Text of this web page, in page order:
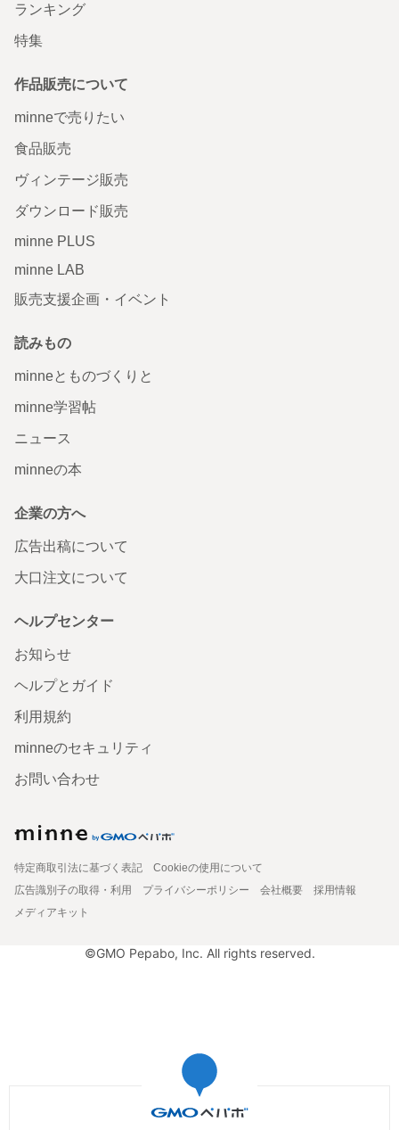
ランキング
特集
作品販売について
minneで売りたい
食品販売
ヴィンテージ販売
ダウンロード販売
minne PLUS
minne LAB
販売支援企画・イベント
読みもの
minneとものづくりと
minne学習帖
ニュース
minneの本
企業の方へ
広告出稿について
大口注文について
ヘルプセンター
お知らせ
ヘルプとガイド
利用規約
minneのセキュリティ
お問い合わせ
特定商取引法に基づく表記
Cookieの使用について
広告識別子の取得・利用
プライバシーポリシー 会社概要
採用情報
メディアキット
©GMO Pepabo, Inc. All rights reserved.